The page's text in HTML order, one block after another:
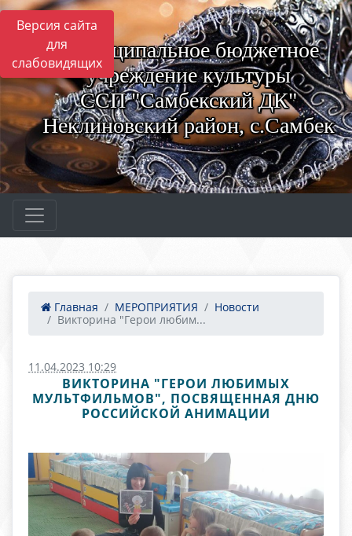
Версия сайта
для
слабовидящих
Муниципальное бюджетное
учреждение культуры
ССП "Самбекский ДК"
Неклиновский район, с.Самбек
Главная МЕРОПРИЯТИЯ
Новости
Викторина "Герои любим...
11.04.2023 10:29
ВИКТОРИНА "ГЕРОИ ЛЮБИМЫХ
МУЛЬТФИЛЬМОВ", ПОСВЯЩЕННАЯ ДНЮ
РОССИЙСКОЙ АНИМАЦИИ